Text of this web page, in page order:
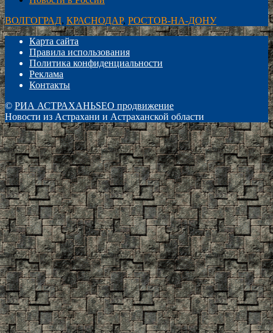
ВОЛГОГРАД, КРАСНОДАР, РОСТОВ-НА-ДОНУ
Карта сайта
Правила использования
Политика конфиденциальности
Реклама
Контакты
© РИА АСТРАХАНЬSEO продвижение
Новости из Астрахани и Астраханской области